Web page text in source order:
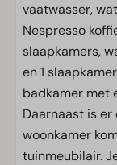
vaatwasser,
Nespresso
slaapkamers,
en 1
badkamer met
Daarnaast is
woonkamer
tuinmeubilair.